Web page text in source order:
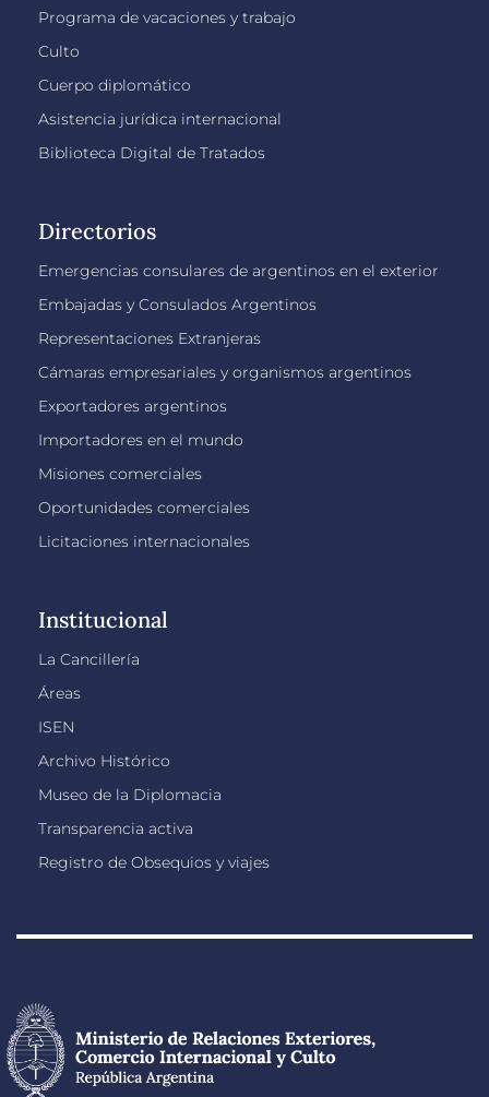
Programa de vacaciones y trabajo
Culto
Cuerpo diplomático
Asistencia jurídica internacional
Biblioteca Digital de Tratados
Directorios
Emergencias consulares de argentinos en el exterior
Embajadas y Consulados Argentinos
Representaciones Extranjeras
Cámaras empresariales y organismos argentinos
Exportadores argentinos
Importadores en el mundo
Misiones comerciales
Oportunidades comerciales
Licitaciones internacionales
Institucional
La Cancillería
Áreas
ISEN
Archivo Histórico
Museo de la Diplomacia
Transparencia activa
Registro de Obsequios y viajes